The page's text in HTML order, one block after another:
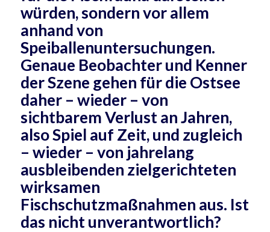
würden, sondern vor allem
anhand von
Speiballenuntersuchungen.
Genaue Beobachter und Kenner
der Szene gehen für die Ostsee
daher – wieder – von
sichtbarem Verlust an Jahren,
also Spiel auf Zeit, und zugleich
– wieder – von jahrelang
ausbleibenden zielgerichteten
wirksamen
Fischschutzmaßnahmen aus. Ist
das nicht unverantwortlich?